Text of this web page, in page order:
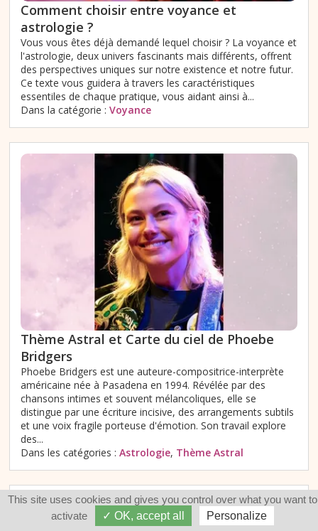
Comment choisir entre voyance et
astrologie ?
Vous vous êtes déjà demandé lequel choisir ? La voyance et
l'astrologie, deux univers fascinants mais différents, offrent
des perspectives uniques sur notre existence et notre futur.
Ce texte vous guidera à travers les caractéristiques
essentiles de chaque pratique, vous aidant ainsi à...
Dans la catégorie : Voyance
Thème Astral et Carte du ciel de Phoebe
Bridgers
Phoebe Bridgers est une auteure-compositrice-interprète
américaine née à Pasadena en 1994. Révélée par des
chansons intimes et souvent mélancoliques, elle se
distingue par une écriture incisive, des arrangements subtils
et une voix fragile porteuse d'émotion. Son travail explore
des...
Dans les catégories : Astrologie, Thème Astral
This site uses cookies and gives you control over what you want to
activate
✓ OK, accept all Personalize